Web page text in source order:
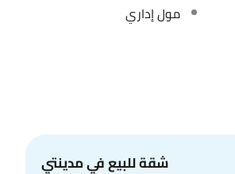
مول إداري
شقة للبيع في مدينتي